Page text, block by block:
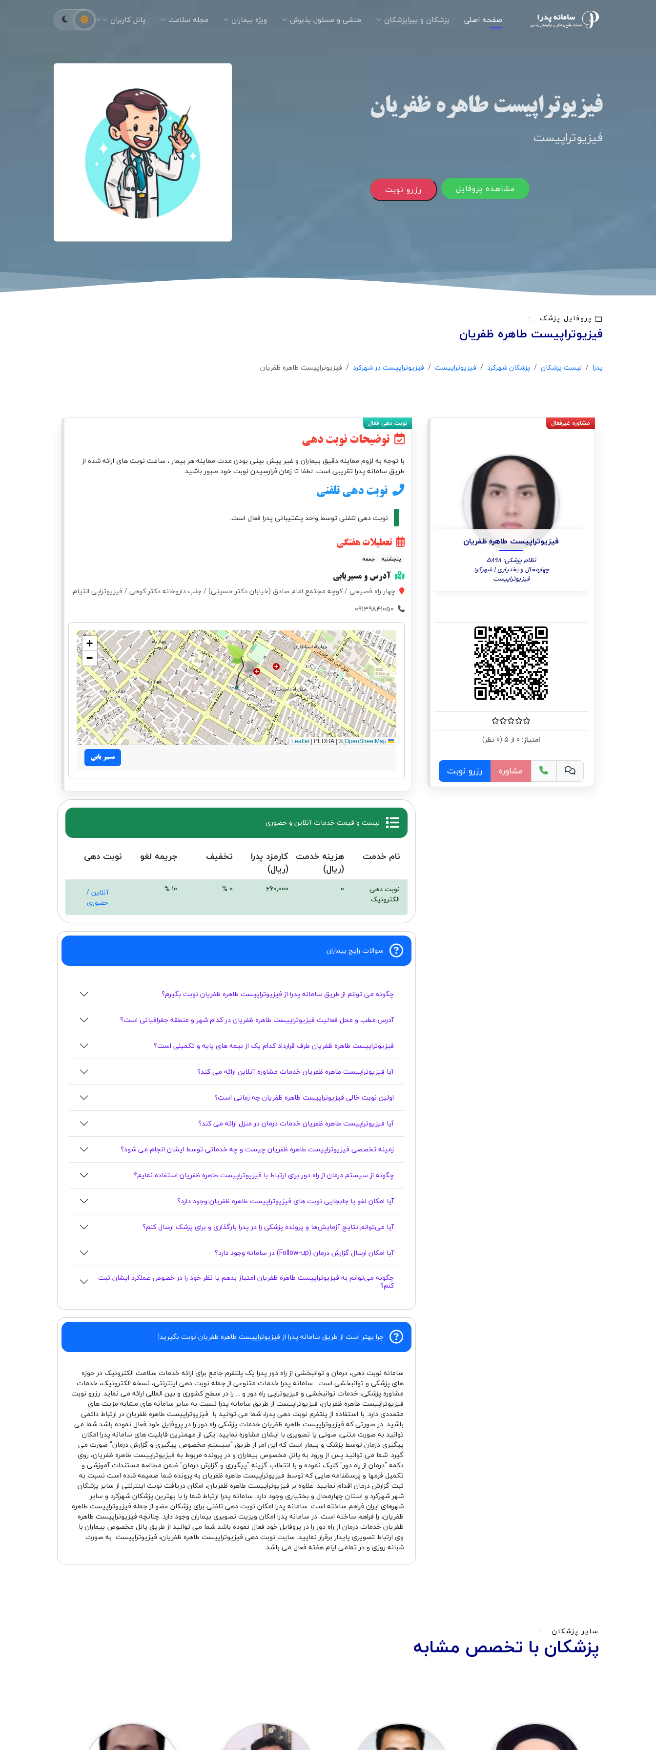
صفحه اصلی پزشکان و پیراپزشکان منشی و مسئول پذیرش ویژه بیماران مجله سلامت پانل کاربران
فیزیوتراپیست طاهره ظفریان
فیزیوتراپیست
رزرو نوبت مشاهده پروفایل
پروفایل پزشک
فیزیوتراپیست طاهره ظفریان
پدرا لیست پزشکان پزشکان شهرکرد فیزیوتراپیست فیزیوتراپیست در شهرکرد فیزیوتراپیست طاهره ظفریان
فیزیوتراپیست طاهره ظفریان
نظام پزشکی: 5898
چهارمحال و بختیاری | شهرکرد
فیزیوتراپیست
امتیاز:
مشاوره رزرو نوبت
توضیحات نوبت دهی
با توجه به لزوم معاینه دقیق بیماران و غیر پیش بینی بودن مدت معاینه هر بیمار ، ساعت نوبت های ارائه شده از
طریق سامانه پدرا تقریبی است. لطفا تا زمان فرارسیدن نوبت خود صبور باشید.
نوبت دهی تلفنی
نوبت دهی تلفنی توسط واحد پشتیبانی پدرا فعال است.
تعطیلات هفتگی
پنجشنبه جمعه
آدرس و مسیریابی
چهار راه فصیحی / کوچه مجتمع امام صادق (خیابان دکتر حسینی) / جنب داروخانه دکتر کوهی / فیزیوتراپی التیام
+
−
| PEDRA | ©OpenStreetMap
مسیر یابی
لیست و قیمت خدمات آنلاین و حضوری
نام خدمت
هزینه خدمت
(ریال)
کارمزد پدرا
(ریال)
تخفیف جریمه لغو نوبت دهی
نوبت دهی
الکترونیک
0
260,000
0 %
10 %
آنلاین /
حضوری
سوالات رایج بیماران
چگونه می توانم از طریق سامانه پدرا از فیزیوتراپیست طاهره ظفریان نوبت بگیرم؟
آدرس مطب و محل فعالیت فیزیوتراپیست طاهره ظفریان در کدام شهر و منطقه جغرافیائی است؟
فیزیوتراپیست طاهره ظفریان طرف قرارداد کدام یک از بیمه های پایه و تکمیلی است؟
آیا فیزیوتراپیست طاهره ظفریان خدمات مشاوره آنلاین ارائه می کند؟
اولین نوبت خالی فیزیوتراپیست طاهره ظفریان چه زمانی است؟
آیا فیزیوتراپیست طاهره ظفریان خدمات درمان در منزل ارائه می کند؟
زمینه تخصصی فیزیوتراپیست طاهره ظفریان چیست و چه خدماتی توسط ایشان انجام می شود؟
چگونه از سیستم درمان از راه دور برای ارتباط با فیزیوتراپیست طاهره ظفریان استفاده نمایم؟
آیا امکان لغو یا جابجایی نوبت های فیزیوتراپیست طاهره ظفریان وجود دارد؟
آیا می‌توانم نتایج آزمایش‌ها و پرونده پزشکی را در پدرا بارگذاری و برای پزشک ارسال کنم؟
آیا امکان ارسال گزارش درمان (Follow-up) در سامانه وجود دارد؟
چگونه می‌توانم به فیزیوتراپیست طاهره ظفریان امتیاز بدهم یا نظر خود را در خصوص عملکرد ایشان ثبت
کنم؟
چرا بهتر است از طریق سامانه پدرا از فیزیوتراپیست طاهره ظفریان نوبت بگیرید!
سامانه نوبت دهی، درمان و توانبخشی از راه دور پدرا یک پلتفرم جامع برای ارائه خدمات سلامت الکترونیک در حوزه
های پزشکی و توانبخشی است . سامانه پدرا خدمات متنوعی از جمله نوبت دهی اینترنتی، نسخه الکترونیک، خدمات
مشاوره پزشکی، خدمات توانبخشی و فیزیوتراپی راه دور و ... را در سطح کشوری و بین المللی ارائه می نماید. رزرو نوبت
فیزیوتراپیست طاهره ظفریان، فیزیوتراپیست از طریق سامانه پدرا نسبت به سایر سامانه های مشابه مزیت های
متعددی دارد: با استفاده از پلتفرم نوبت دهی پدرا، شما می توانید با فیزیوتراپیست طاهره ظفریان در ارتباط دائمی
باشید. در صورتی که فیزیوتراپیست طاهره ظفریان خدمات پزشکی راه دور را در پروفایل خود فعال نموده باشد شما می
توانید به صورت متنی، صوتی یا تصویری با ایشان مشاوره نمایید. یکی از مهمترین قابلیت های سامانه پدرا امکان
پیگیری درمان توسط پزشک و بیمار است که این امر از طریق "سیستم مخصوص پیگیری و گزارش درمان" صورت می
گیرد. شما می توانید پس از ورود به پانل مخصوص بیماران و در پرونده مربوط به فیزیوتراپیست طاهره ظفریان، روی
دکمه "درمان از راه دور" کلیک نموده و با انتخاب گزینه "پیگیری و گزارش درمان" ضمن مطالعه مستندات آموزشی و
تکمیل فرمها و پرسشنامه هایی که توسط فیزیوتراپیست طاهره ظفریان به پرونده شما ضمیمه شده است نسبت به
ثبت گزارش درمان اقدام نمایید. علاوه بر فیزیوتراپیست طاهره ظفریان، امکان دریافت نوبت اینترنتی از سایر پزشکان
شهر شهرکرد و استان چهارمحال و بختیاری وجود دارد. سامانه پدرا ارتباط شما را با بهترین پزشکان شهرکرد و سایر
شهرهای ایران فراهم ساخته است. سامانه پدرا امکان نوبت دهی تلفنی برای پزشکان عضو از جمله فیزیوتراپیست طاهره
ظفریان، را فراهم ساخته است. در سامانه پدرا امکان ویزیت تصویری بیماران وجود دارد. چنانچه فیزیوتراپیست طاهره
ظفریان خدمات درمان از راه دور را در پروفایل خود فعال نموده باشد شما می توانید از طریق پانل مخصوص بیماران با
وی ارتباط تصویری پایدار برقرار نمایید. سایت نوبت دهی فیزیوتراپیست طاهره ظفریان، فیزیوتراپیست به صورت
شبانه روزی و در تمامی ایام هفته فعال می باشد.
سایر پزشکان
پزشکان با تخصص مشابه